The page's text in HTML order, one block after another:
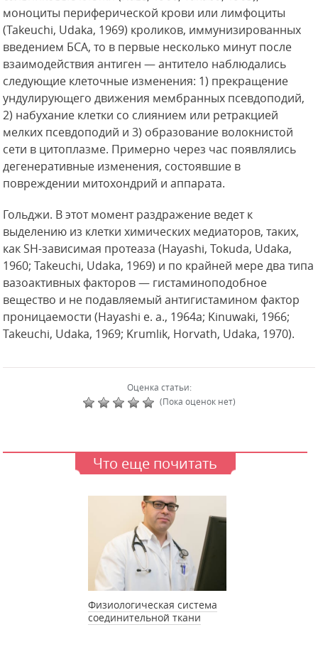
моноциты периферической крови или лимфоциты
(Takeuchi, Udaka, 1969) кроликов, иммунизированных
введением БСА, то в первые несколько минут после
взаимодействия антиген — антитело наблюдались
следующие клеточные изменения: 1) прекращение
ундулирующего движения мембранных псевдоподий,
2) набухание клетки со слиянием или ретракцией
мелких псевдоподий и 3) образование волокнистой
сети в цитоплазме. Примерно через час появлялись
дегенеративные изменения, состоявшие в
повреждении митохондрий и аппарата.
Гольджи. В этот момент раздражение ведет к
выделению из клетки химических медиаторов, таких,
как SH-зависимая протеаза (Hayashi, Tokuda, Udaka,
1960; Takeuchi, Udaka, 1969) и по крайней мере два типа
вазоактивных факторов — гистаминоподобное
вещество и не подавляемый антигистамином фактор
проницаемости (Hayashi е. а., 1964а; Kinuwaki, 1966;
Takeuchi, Udaka, 1969; Krumlik, Horvath, Udaka, 1970).
Оценка статьи:
(Пока оценок нет)
Что еще почитать
Физиологическая система
соединительной ткани